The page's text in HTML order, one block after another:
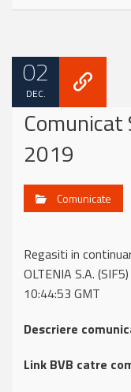
02
DEC.
Comunicat
2019
Comunicate
Regasiti in
OLTENIA S.A.
10:44:53 GMT
Descriere
Link BVB catre